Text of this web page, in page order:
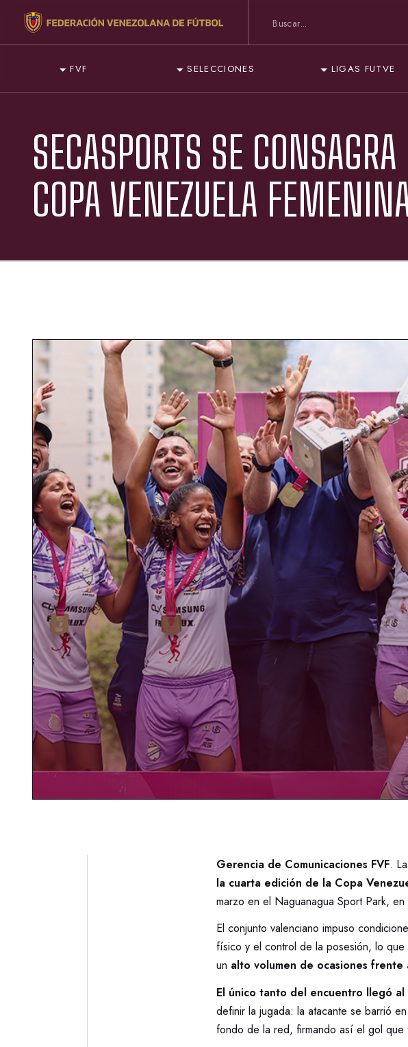
FVF SELECCIONES LIGAS FUTVE
SECASPORTS SE
COPA VENEZUELA
Gerencia de Comunicaciones FVF.
la cuarta edición de la Copa
marzo en el Naguanagua Sport Park,
El conjunto valenciano impuso
físico y el control de la posesión, lo que
un alto volumen de ocasiones
El único tanto del encuentro llegó al
definir la jugada: la atacante se barrió
fondo de la red, firmando así el gol que